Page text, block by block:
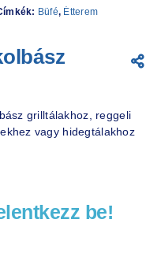
Büfé, Étterem
grilltálakhoz, reggeli
vagy hidegtálakhoz
be!